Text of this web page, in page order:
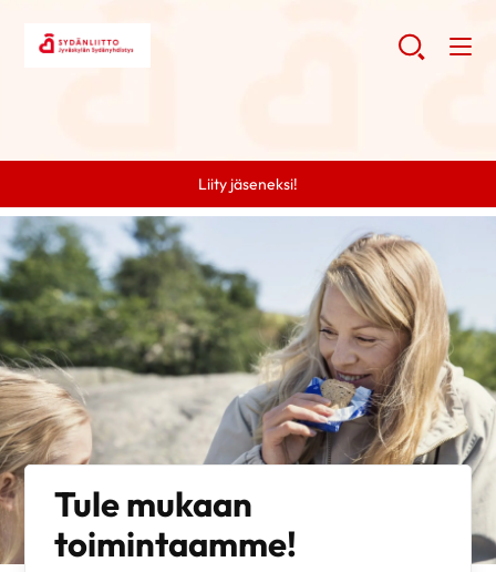
Liity jäseneksi!
Tule mukaan
toimintaamme!